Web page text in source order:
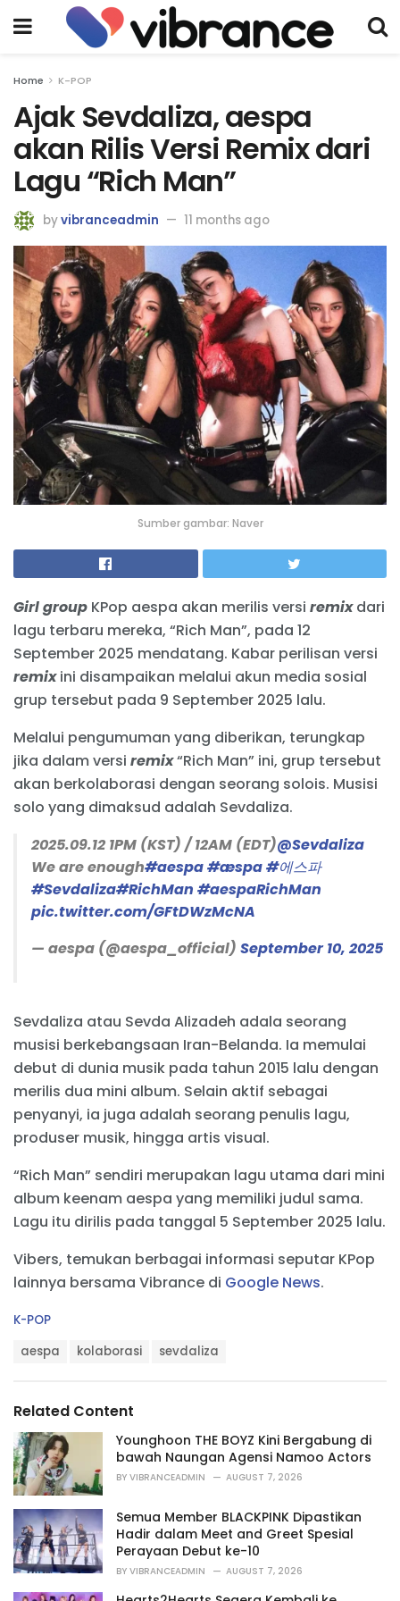
Home K-POP
Ajak Sevdaliza, aespa
akan Rilis Versi Remix dari
Lagu “Rich Man”
byvibranceadmin 11 months ago
Sumber gambar: Naver
Girl group KPop aespa akan merilis versi remixdari
lagu terbaru mereka, “Rich Man”, pada 12
September 2025 mendatang. Kabar perilisan versi
remixini disampaikan melalui akun media sosial
grup tersebut pada 9 September 2025 lalu.
Melalui pengumuman yang diberikan, terungkap
jika dalam versi remix“Rich Man” ini, grup tersebut
akan berkolaborasi dengan seorang solois. Musisi
solo yang dimaksud adalah Sevdaliza.
2025.09.12 1PM (KST) / 12AM (EDT)@Sevdaliza
We are enough#aespa#æspa#에스파
#Sevdaliza#RichMan #aespaRichMan
pic.twitter.com/GFtDWzMcNA
— aespa (@aespa_official) September 10, 2025
Sevdaliza atau Sevda Alizadeh adala seorang
musisi berkebangsaan Iran-Belanda. Ia memulai
debut di dunia musik pada tahun 2015 lalu dengan
merilis dua mini album. Selain aktif sebagai
penyanyi, ia juga adalah seorang penulis lagu,
produser musik, hingga artis visual.
“Rich Man” sendiri merupakan lagu utama dari mini
album keenam aespa yang memiliki judul sama.
Lagu itu dirilis pada tanggal 5 September 2025 lalu.
Vibers, temukan berbagai informasi seputar KPop
lainnya bersama Vibrance di Google News.
C
r
e
s
:
K-POP
:
aespa kolaborasi sevdaliza
Related Content
Younghoon THE BOYZ Kini Bergabung di
bawah Naungan Agensi Namoo Actors
BY VIBRANCEADMIN AUGUST 7, 2026
Semua Member BLACKPINK Dipastikan
Hadir dalam Meet and Greet Spesial
Perayaan Debut ke-10
BY VIBRANCEADMIN AUGUST 7, 2026